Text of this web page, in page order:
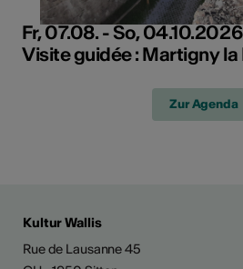
Fr, 07.08. - So, 04.10.2026
Visite guidée : Martigny la
Zur Agenda
Kultur Wallis
Rue de Lausanne 45